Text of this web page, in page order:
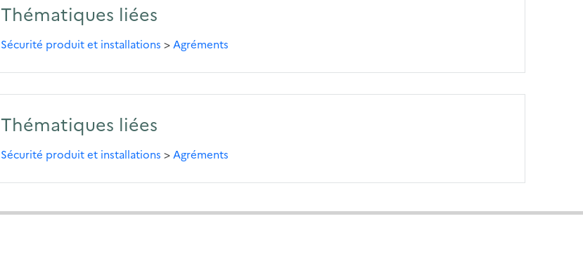
Thématiques liées
Sécurité produit et installations > Agréments
Thématiques liées
Sécurité produit et installations > Agréments